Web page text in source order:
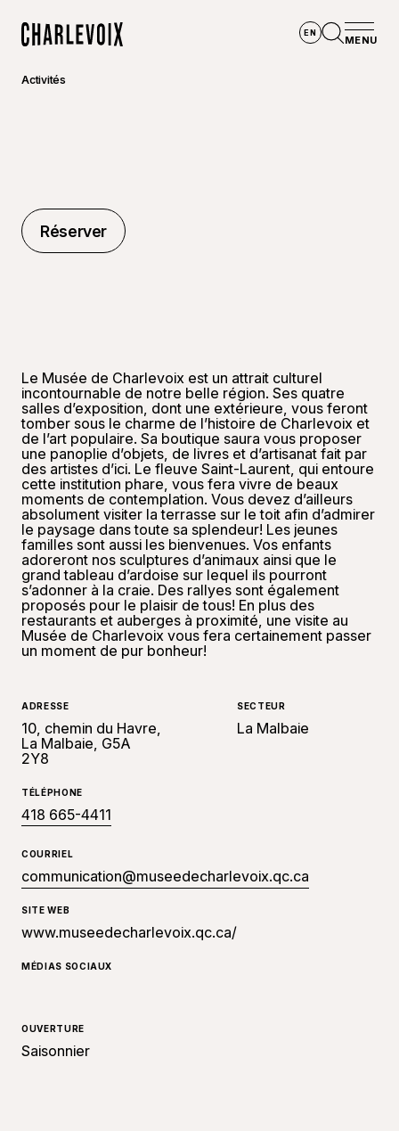
EN
MENU
Activités
Réserver
Réserver
Le Musée de Charlevoix est un attrait culturel
incontournable de notre belle région. Ses quatre
salles d’exposition, dont une extérieure, vous feront
tomber sous le charme de l’histoire de Charlevoix et
de l’art populaire. Sa boutique saura vous proposer
une panoplie d’objets, de livres et d’artisanat fait par
des artistes d’ici. Le fleuve Saint-Laurent, qui entoure
cette institution phare, vous fera vivre de beaux
moments de contemplation. Vous devez d’ailleurs
absolument visiter la terrasse sur le toit afin d’admirer
le paysage dans toute sa splendeur! Les jeunes
familles sont aussi les bienvenues. Vos enfants
adoreront nos sculptures d’animaux ainsi que le
grand tableau d’ardoise sur lequel ils pourront
s’adonner à la craie. Des rallyes sont également
proposés pour le plaisir de tous! En plus des
restaurants et auberges à proximité, une visite au
Musée de Charlevoix vous fera certainement passer
un moment de pur bonheur!
ADRESSE
10, chemin du Havre,
La Malbaie, G5A
2Y8
SECTEUR
La Malbaie
TÉLÉPHONE
418 665-4411
COURRIEL
communication@museedecharlevoix.qc.ca
SITE WEB
www.museedecharlevoix.qc.ca/
MÉDIAS SOCIAUX
OUVERTURE
Saisonnier